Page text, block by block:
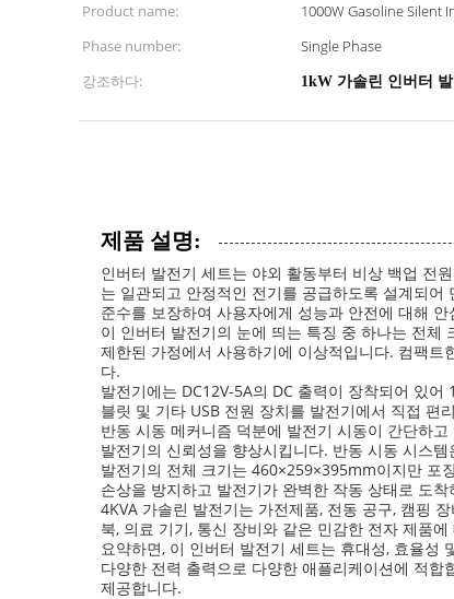
Product name:
1000W Gasoline Silent
Phase number:
Single Phase
강조하다:
1kW 가솔린 인버터 발
제품 설명:
인버터 발전기 세트는 야외 활동부터 비상 백업 전
는 일관되고 안정적인 전기를 공급하도록 설계되
준수를 보장하여 사용자에게 성능과 안전에 대해
이 인버터 발전기의 눈에 띄는 특징 중 하나는 전
제한된 가정에서 사용하기에 이상적입니다. 컴팩
다.
발전기에는 DC12V-5A의 DC 출력이 장착되어 있
블릿 및 기타 USB 전원 장치를 발전기에서 직접
반동 시동 메커니즘 덕분에 발전기 시동이 간단하
발전기의 신뢰성을 향상시킵니다. 반동 시동 시스
발전기의 전체 크기는 460×259×395mm이지만 포
손상을 방지하고 발전기가 완벽한 작동 상태로 도
4KVA 가솔린 발전기는 가전제품, 전동 공구, 캠핑
북, 의료 기기, 통신 장비와 같은 민감한 전자 제품
요약하면, 이 인버터 발전기 세트는 휴대성, 효율성
다양한 전력 출력으로 다양한 애플리케이션에 적
제공합니다.